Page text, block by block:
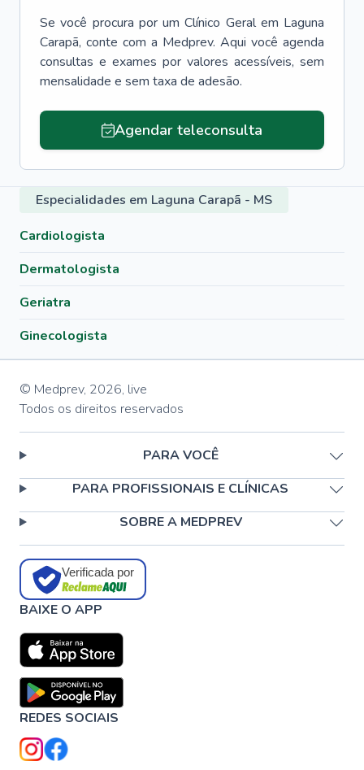
Se você procura por um Clínico Geral em Laguna
Carapã, conte com a Medprev. Aqui você agenda
consultas e exames por valores acessíveis, sem
mensalidade e sem taxa de adesão.
Agendar teleconsulta
Especialidades em Laguna Carapã - MS
Cardiologista
Dermatologista
Geriatra
Ginecologista
© Medprev, 2026, live
Todos os direitos reservados
PARA VOCÊ
PARA PROFISSIONAIS E CLÍNICAS
SOBRE A MEDPREV
Verificada por
BAIXE O APP
REDES SOCIAIS